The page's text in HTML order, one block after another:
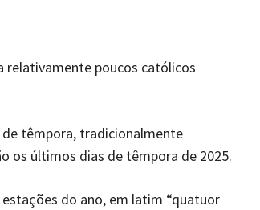
relativamente poucos católicos
de têmpora, tradicionalmente
os últimos dias de têmpora de 2025.
do ano, em latim “quatuor